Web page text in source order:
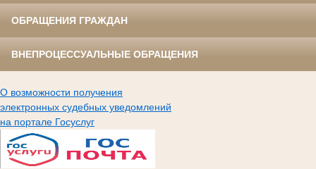
ОБРАЩЕНИЯ ГРАЖДАН
ВНЕПРОЦЕССУАЛЬНЫЕ ОБРАЩЕНИЯ
О возможности получения
электронных судебных уведомлений
на портале Госуслуг